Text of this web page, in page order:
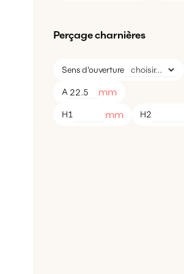
Perçage charnières
Sens d'ouverture
A mm
H1 mm H2